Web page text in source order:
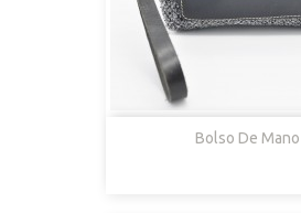
Bolso De Mano